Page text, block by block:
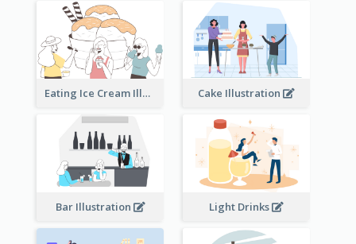
Eating Ice Cream Illustration Cake Illustration
Bar Illustration Light Drinks